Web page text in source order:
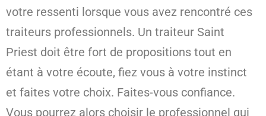
votre ressenti lorsque vous avez rencontré ces
traiteurs professionnels. Un traiteur Saint
Priest doit être fort de propositions tout en
étant à votre écoute, fiez vous à votre instinct
et faites votre choix. Faites-vous confiance.
Vous pourrez alors choisir le professionnel qui